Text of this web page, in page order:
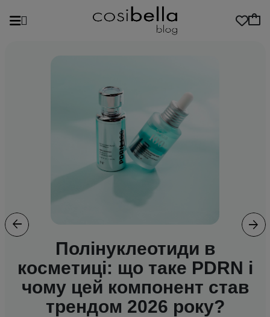
Previous
Полінуклеотиди в
косметиці: що таке PDRN і
чому цей компонент став
трендом 2026 року?
Next